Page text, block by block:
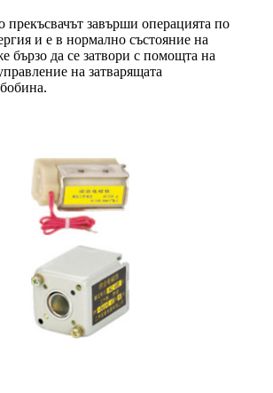
прекъсвачът завърши операцията по
и е в нормално състояние на
бързо да се затвори с помощта на
на затварящата